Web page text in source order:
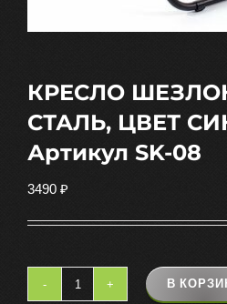
КРЕСЛО
СТАЛЬ, ЦВЕТ
Артикул SK-08
3490 ₽
Количество
В